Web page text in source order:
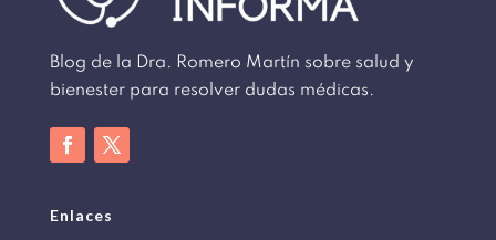
Blog de la Dra. Romero Martín sobre salud y
bienester para resolver dudas médicas.
Enlaces